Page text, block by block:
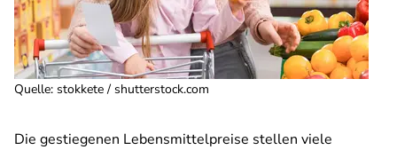
Quelle: stokkete / shutterstock.com
Die gestiegenen Lebensmittelpreise stellen viele